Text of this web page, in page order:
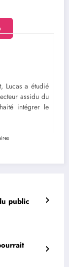
Lucas a étudié
assidu du
intégrer le
public